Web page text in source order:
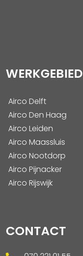
WERKGEBIED
Airco Delft
Airco Den Haag
Airco Leiden
Airco Maassluis
Airco Nootdorp
Airco Pijnacker
Airco Rijswijk
CONTACT